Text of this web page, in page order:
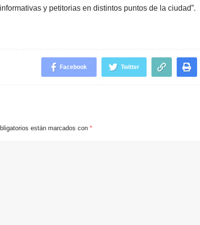
y petitorias en distintos puntos de la ciudad”.
Facebook Twitter
están marcados con *